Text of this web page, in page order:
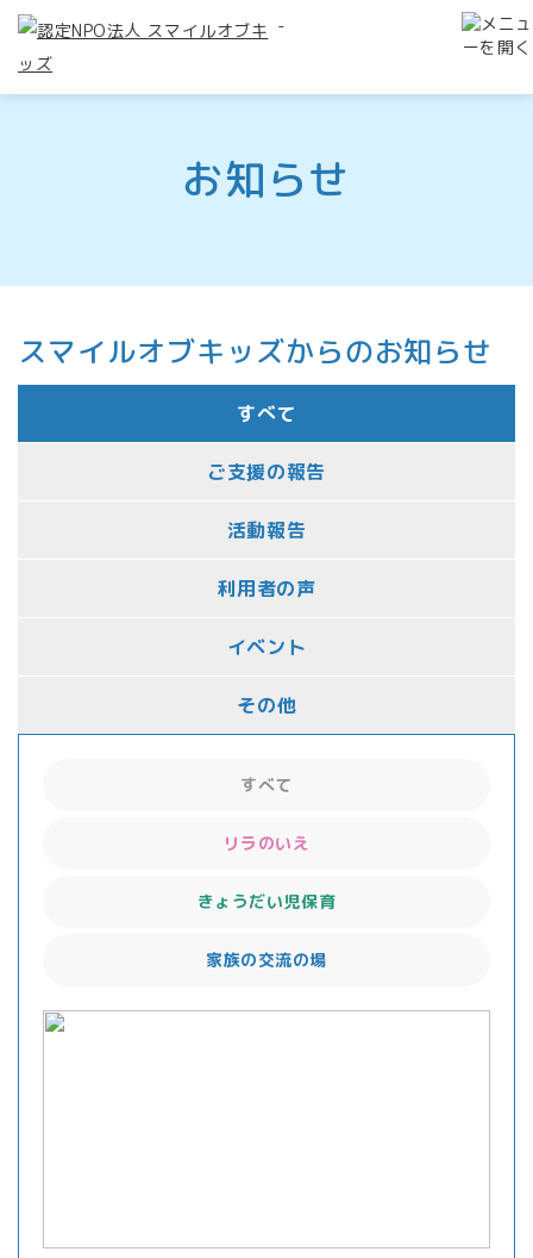
-
お知らせ
スマイルオブキッズからのお知らせ
すべて
ご支援の報告
活動報告
利用者の声
イベント
その他
すべて
リラのいえ
きょうだい児保育
家族の交流の場